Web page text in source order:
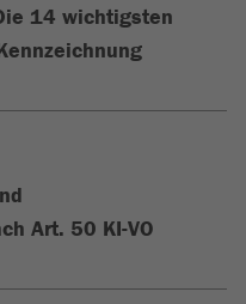
14 wichtigsten
Art. 50 KI-VO